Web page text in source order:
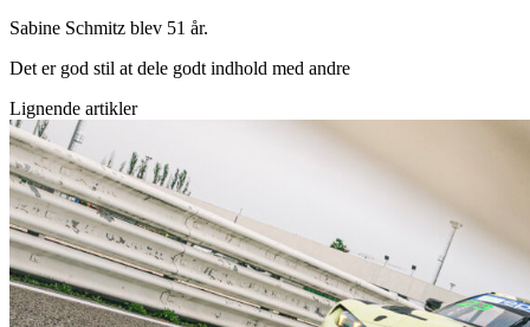
Sabine Schmitz blev 51 år.
Det er god stil at dele godt indhold med andre
Lignende artikler